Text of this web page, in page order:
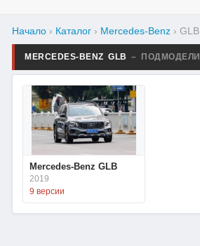
Начало › Каталог › Mercedes-Benz › GLB
MERCEDES-BENZ GLB – ПОДМОДЕЛИ
Mercedes-Benz GLB
2019
9 версии